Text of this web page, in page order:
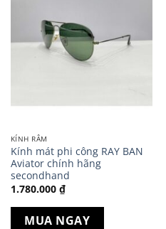
KÍNH RÂM
Kính mát phi công RAY BAN
Aviator chính hãng
secondhand
1.780.000 ₫
MUA NGAY